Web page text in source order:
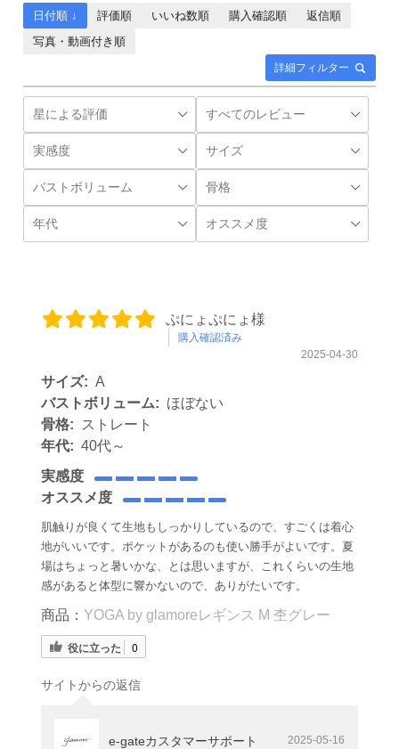
詳細フィルター
日付順 ↓ 評価順 いいね数順 購入確認順
返信順
写真・動画付き順
ぷにょぷにょ様
購入確認済み
2025-04-30
サイズ: A
バストボリューム: ほぼない
骨格:
ストレート
年代: 40代～
実感度
オススメ度
肌触りが良くて生地もしっかりしているので、すごくは着心
地がいいです。ポケットがあるのも使い勝手がよいです。夏
場はちょっと暑いかな、とは思いますが、これくらいの生地
感があると体型に響かないので、ありがたいです。
商品： YOGA by glamoreレギンス M 杢グレー
役に立った 0
サイトからの返信
e-gateカスタマーサポート 2025-05-16